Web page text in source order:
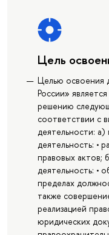
Цель
Целью освоения
России»
решению
соответствии с
деятельности: а)
деятельность: •
правовых актов;
деятельность: •
пределах
также
реализацией
юридических